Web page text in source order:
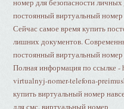
номер для безопасности
постоянный виртуальный
Сейчас самое время купить
лишних документов.
постоянный виртуальный
Полная информация по ссылке
virtualnyj-nomer-telefona-
купить виртуальный номер
для смс, виртуальный номер